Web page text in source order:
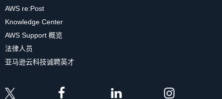
AWS re:Post
Knowledge Center
AWS Support 概览
法律人员
亚马逊云科技诚聘英才